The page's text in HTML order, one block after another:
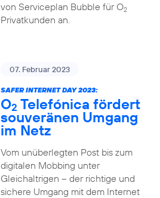
von Serviceplan Bubble für O2
Privatkunden an.
07. Februar 2023
SAFER INTERNET DAY 2023:
O2 Telefónica fördert
souveränen Umgang
im Netz
Vom unüberlegten Post bis zum
digitalen Mobbing unter
Gleichaltrigen – der richtige und
sichere Umgang mit dem Internet